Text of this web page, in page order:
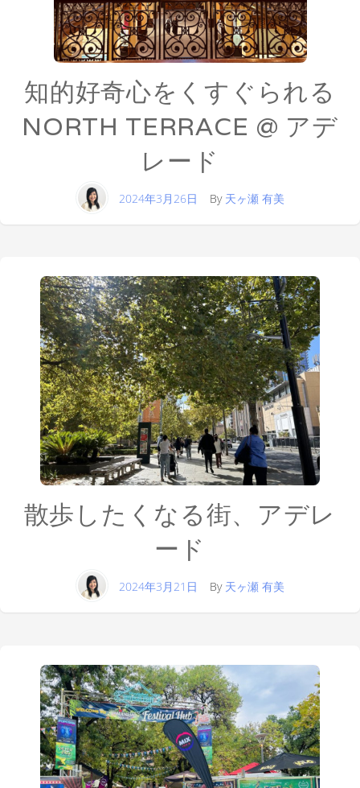
知的好奇心をくすぐられる
NORTH TERRACE @ アデ
レード
2024年3月26日 By 天ヶ瀬 有美
散歩したくなる街、アデレ
ード
2024年3月21日 By 天ヶ瀬 有美